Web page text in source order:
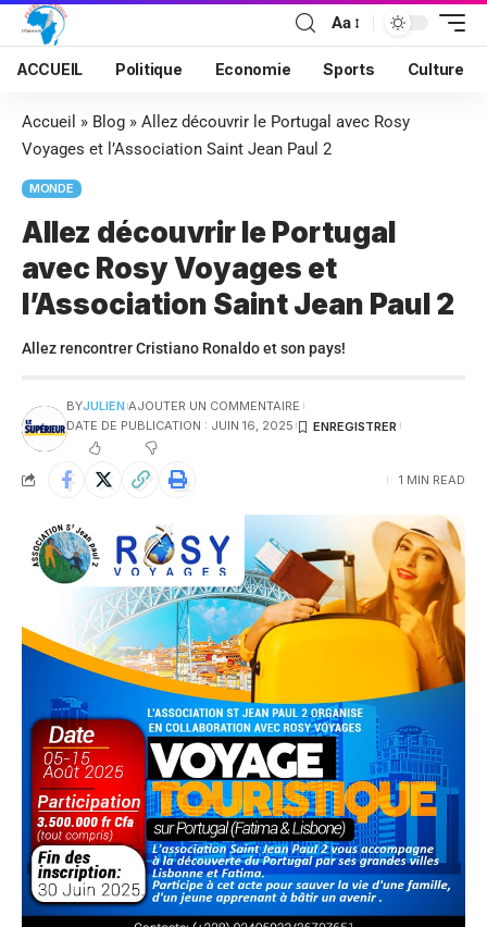
Aa
ACCUEIL Politique Economie Sports Culture
Accueil » Blog » Allez découvrir le Portugal avec Rosy
Voyages et l’Association Saint Jean Paul 2
MONDE
Allez découvrir le Portugal
avec Rosy Voyages et
l’Association Saint Jean Paul 2
Allez rencontrer Cristiano Ronaldo et son pays!
BYJULIEN AJOUTER UN COMMENTAIRE
DATE DE PUBLICATION : JUIN 16, 2025
1 MIN READ